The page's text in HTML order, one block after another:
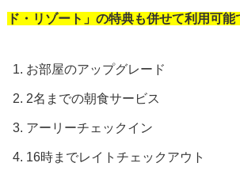
ド・リゾート」の特典も併せて利用可能
お部屋のアップグレード
2名までの朝食サービス
アーリーチェックイン
16時までレイトチェックアウト